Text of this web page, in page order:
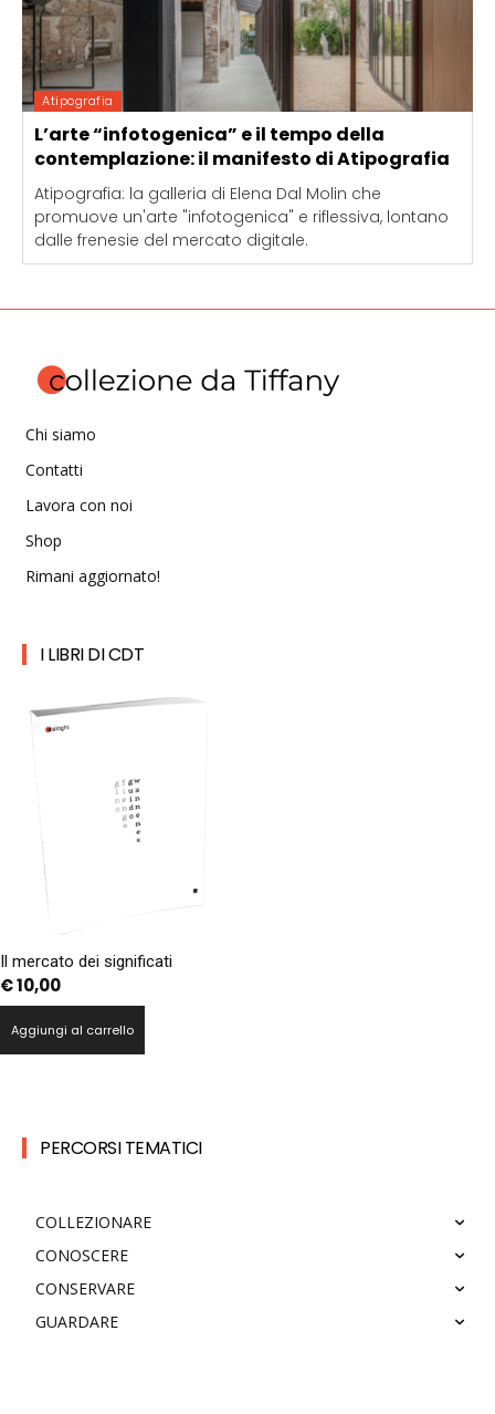
Atipografia
L’arte “infotogenica” e il tempo della
contemplazione: il manifesto di Atipografia
Atipografia: la galleria di Elena Dal Molin che
promuove un'arte "infotogenica" e riflessiva, lontano
dalle frenesie del mercato digitale.
Chi siamo
Contatti
Lavora con noi
Shop
Rimani aggiornato!
I LIBRI DI CDT
Il mercato dei significati
€10,00
Aggiungi al carrello
PERCORSI TEMATICI
COLLEZIONARE
CONOSCERE
CONSERVARE
GUARDARE